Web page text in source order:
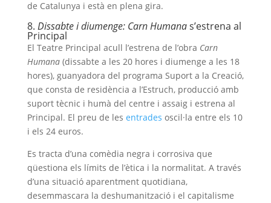
de Catalunya i està en plena gira.
8. Dissabte i diumenge: Carn Humanas’estrena al
Principal
El Teatre Principal acull l’estrena de l’obra Carn
Humana(dissabte a les 20 hores i diumenge a les 18
hores), guanyadora del programa Suport a la Creació,
que consta de residència a l’Estruch, producció amb
suport tècnic i humà del centre i assaig i estrena al
Principal. El preu de les entrades oscil·la entre els 10
i els 24 euros.
Es tracta d’una comèdia negra i corrosiva que
qüestiona els límits de l’ètica i la normalitat. A través
d’una situació aparentment quotidiana,
desemmascara la deshumanització i el capitalisme